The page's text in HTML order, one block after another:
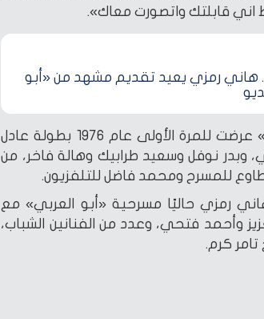
قابلتك واتصورت معاك».
عامًا.. هاني رمزي يعيد تقديم مشهد من «أبو
مسرحية «شاهد ما شافش حاجة» عرضت للمرة الأولى عام 1976 بطولة عادل
وبدر نوفل وسعيد طرابيك وهالة فاخر، من
للمسرح ومحمد فاضل للتلفزيون.
رمزي حاليًا مسرحية «أبو العربي» مع
وأحمد فتحي، وعدد من الفنانين الشباب،
كرم.